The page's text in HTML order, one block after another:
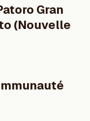
Gran
(Nouvelle